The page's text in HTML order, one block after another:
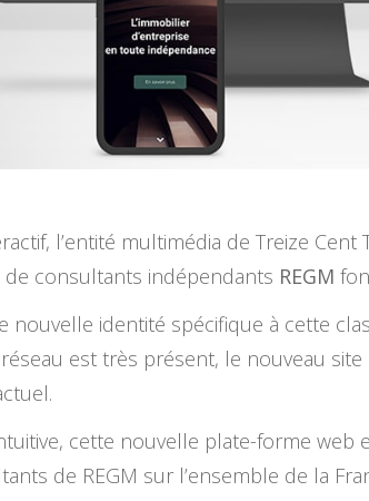
l’entité multimédia de Treize Cent
de consultants indépendants REGM
nouvelle identité spécifique à cette
est très présent, le nouveau
cette nouvelle plate-forme web
de REGM sur l’ensemble de la